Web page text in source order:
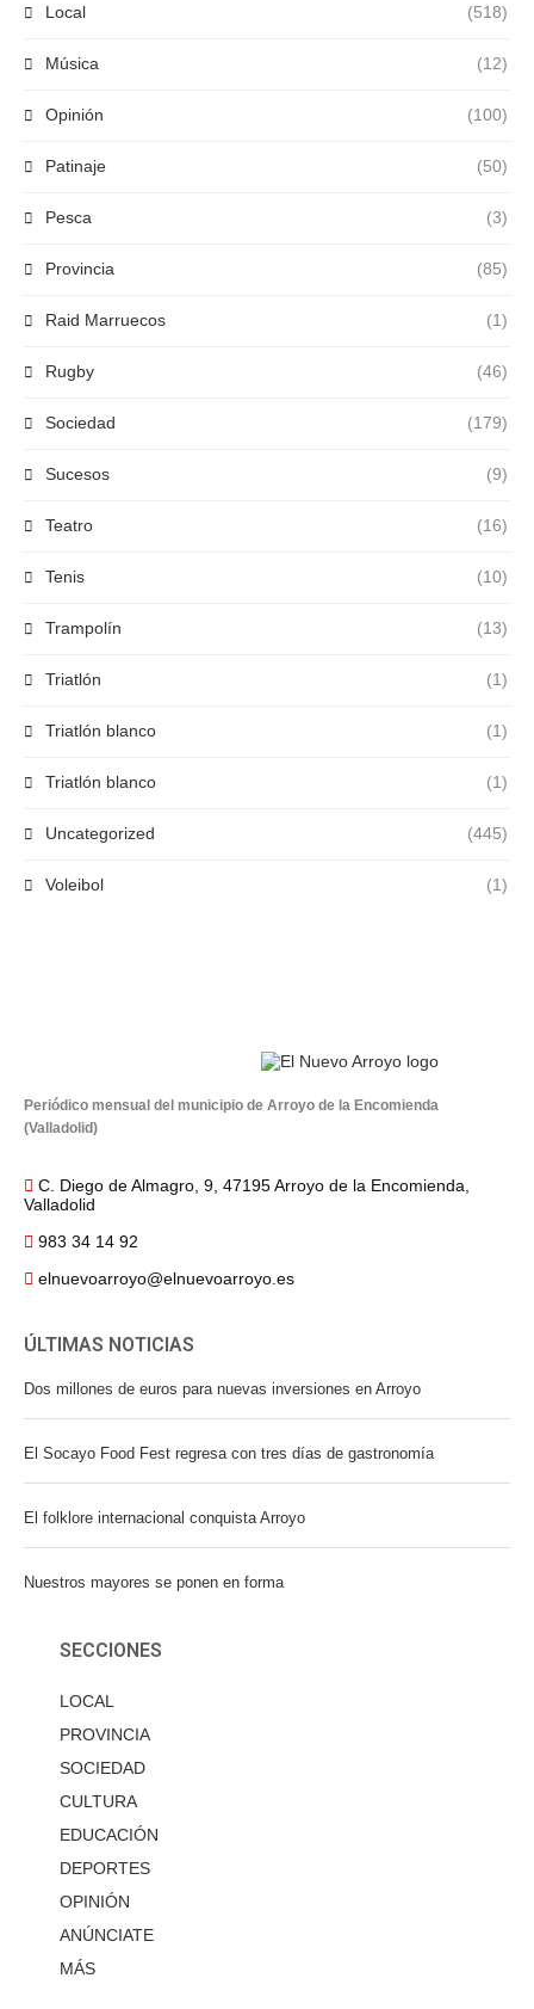
Local (518)
Música (12)
Opinión (100)
Patinaje (50)
Pesca (3)
Provincia (85)
Raid Marruecos (1)
Rugby (46)
Sociedad (179)
Sucesos (9)
Teatro (16)
Tenis (10)
Trampolín (13)
Triatlón (1)
Triatlón blanco (1)
Triatlón blanco (1)
Uncategorized (445)
Voleibol (1)
Periódico mensual del municipio de Arroyo de la Encomienda
(Valladolid)
C. Diego de Almagro, 9, 47195 Arroyo de la Encomienda,
Valladolid
983 34 14 92
elnuevoarroyo@elnuevoarroyo.es
ÚLTIMAS NOTICIAS
Dos millones de euros para nuevas inversiones en Arroyo
El Socayo Food Fest regresa con tres días de gastronomía
El folklore internacional conquista Arroyo
Nuestros mayores se ponen en forma
SECCIONES
LOCAL
PROVINCIA
SOCIEDAD
CULTURA
EDUCACIÓN
DEPORTES
OPINIÓN
ANÚNCIATE
MÁS